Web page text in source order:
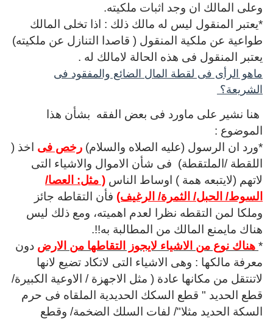
وعلى المالك ان وجد اثبات ملكيته.
*يعتبر المنقول ليس له مالك ذلك : اذا تخلى المالك
طواعية عن ملكية المنقول ( قاصدا التنازل عن ملكيته)
يعتبر المنقول فى هذه الحالة لامالك له .
ماهو الرأى فى لقطة المال الضائع والمفقود فى
الشريعة؟
هنا نشير على ماورد فى بعض الفقه بشأن هذا
الموضوع :
*ورد ان الرسول (عليه الصلاه والسلام) رخص فى اخذ (
اللقطة /الملتقطة) فى شأن الاموال والاشياء التى
لاتهم (لايتبعه همة ) اوساط الناس ( مثل: العصا/
السوط/ الحبل/ الثمرة/ الرغيف) فأن التقاطه جائز
وملكا لمن التقطه نظرا لعدم اهميته، ومع ذلك ليس
هناك مايمنع المالك من المطالبة به!!.
*هناك نوع من الاشياء لايجوز التقاطها من الارض دون
معرفة مالكها : وهى الاشياء التى لاتكاد تضيع لانها
لاتنتقل من مكانها عادة ( مثل الاجهزة / الاوعية الكبيرة/
قطع الحديد " قطع السكك الحديدية الملقاه فى حرم
السكة الحديد مثلا"/ لفات السلك الضخمة/ وقطع